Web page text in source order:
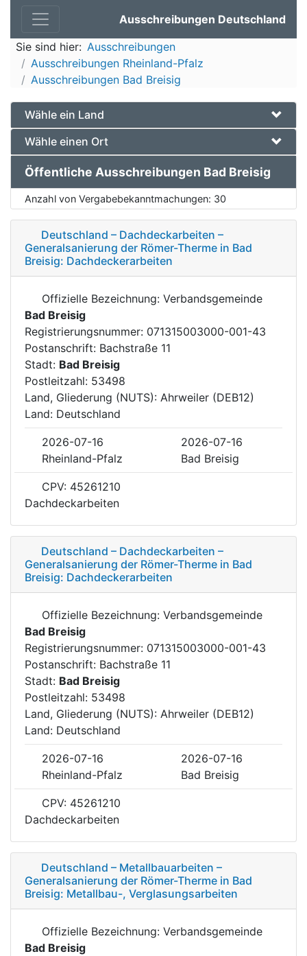
Ausschreibungen Deutschland
Sie sind hier: Ausschreibungen
Ausschreibungen Rheinland-Pfalz
Ausschreibungen Bad Breisig
Wähle ein Land
Wähle einen Ort
Öffentliche Ausschreibungen Bad Breisig
Anzahl von Vergabebekanntmachungen: 30
Deutschland – Dachdeckarbeiten –
Generalsanierung der Römer-Therme in Bad
Breisig: Dachdeckerarbeiten
Offizielle Bezeichnung: Verbandsgemeinde
Bad Breisig
Registrierungsnummer: 071315003000-001-43
Postanschrift: Bachstraße 11
Stadt: Bad Breisig
Postleitzahl: 53498
Land, Gliederung (NUTS): Ahrweiler (DEB12)
Land: Deutschland
2026-07-16
2026-07-16
Rheinland-Pfalz
Bad Breisig
CPV: 45261210
Dachdeckarbeiten
Deutschland – Dachdeckarbeiten –
Generalsanierung der Römer-Therme in Bad
Breisig: Dachdeckerarbeiten
Offizielle Bezeichnung: Verbandsgemeinde
Bad Breisig
Registrierungsnummer: 071315003000-001-43
Postanschrift: Bachstraße 11
Stadt: Bad Breisig
Postleitzahl: 53498
Land, Gliederung (NUTS): Ahrweiler (DEB12)
Land: Deutschland
2026-07-16
2026-07-16
Rheinland-Pfalz
Bad Breisig
CPV: 45261210
Dachdeckarbeiten
Deutschland – Metallbauarbeiten –
Generalsanierung der Römer-Therme in Bad
Breisig: Metallbau-, Verglasungsarbeiten
Offizielle Bezeichnung: Verbandsgemeinde
Bad Breisig